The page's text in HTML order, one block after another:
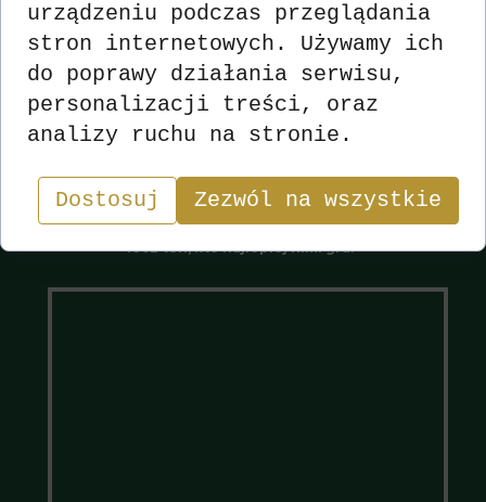
lecz ten, kto najlepiej nimi gra.”
urządzeniu podczas przeglądania
stron internetowych. Używamy ich
do poprawy działania serwisu,
personalizacji treści, oraz
analizy ruchu na stronie.
Dostosuj Zezwól na wszystkie